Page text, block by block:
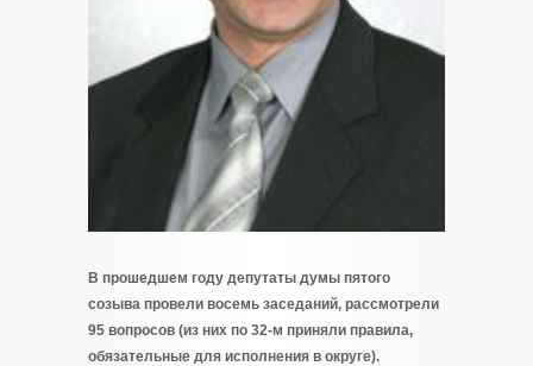
В прошедшем году депутаты думы пятого
созыва провели восемь заседаний, рассмотрели
95 вопросов (из них по 32-м приняли правила,
обязательные для исполнения в округе).